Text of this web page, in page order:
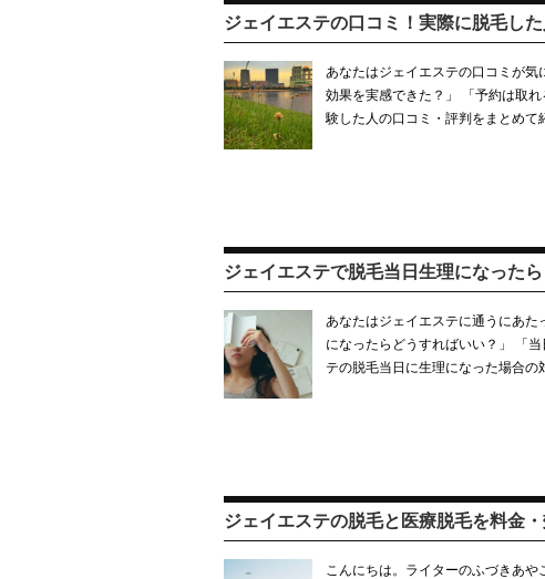
ジェイエステの口コミ！実際に脱毛し
あなたはジェイエステの口コミが
効果を実感できた？」 「予約は取
験した人の口コミ・評判をまとめて
ジェイエステで脱毛当日生理になった
あなたはジェイエステに通うにあ
になったらどうすればいい？」 「
テの脱毛当日に生理になった場合の
ジェイエステの脱毛と医療脱毛を料金
こんにちは。ライターのふづきあ